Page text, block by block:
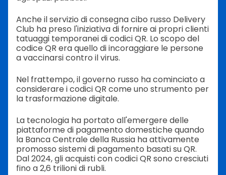
Anche il servizio di consegna cibo russo Delivery
Club ha preso l'iniziativa di fornire ai propri clienti
tatuaggi temporanei di codici QR. Lo scopo del
codice QR era quello di incoraggiare le persone
a vaccinarsi contro il virus.
Nel frattempo, il governo russo ha cominciato a
considerare i codici QR come uno strumento per
la trasformazione digitale.
La tecnologia ha portato all'emergere delle
piattaforme di pagamento domestiche quando
la Banca Centrale della Russia ha attivamente
promosso sistemi di pagamento basati su QR.
Dal 2024, gli acquisti con codici QR sono cresciuti
fino a 2,6 trilioni di rubli.